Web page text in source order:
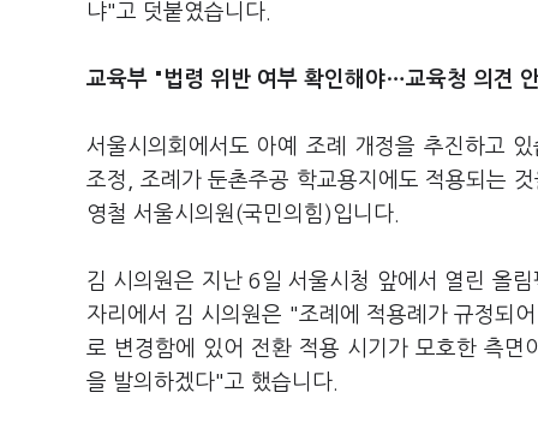
냐"고 덧붙였습니다.
교육부 "법령 위반 여부 확인해야…교육청 의견
서울시의회에서도 아예 조례 개정을 추진하고
조정, 조례가 둔촌주공 학교용지에도 적용되는
영철 서울시의원(국민의힘)입니다.
김 시의원은 지난 6일 서울시청 앞에서 열린 올
자리에서 김 시의원은 "조례에 적용례가 규정되
로 변경함에 있어 전환 적용 시기가 모호한 측
을 발의하겠다"고 했습니다.